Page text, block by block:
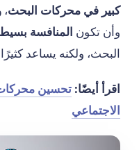
كبير في محركات البحث،
وأن تكون المنافسة
البحث، ولكنه يساعد
اقرأ أيضًا: تحسين
الاجتماعي